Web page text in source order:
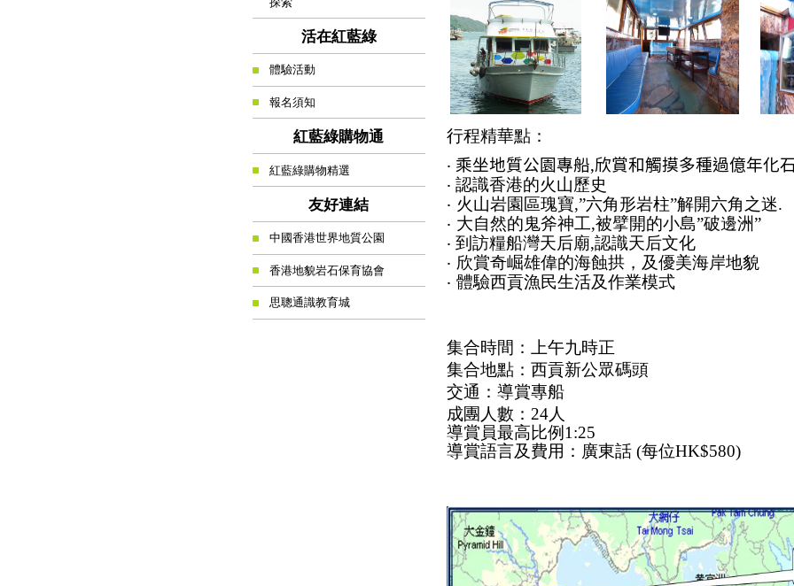
活在紅藍綠
體驗活動
報名須知
紅藍綠購物通
紅藍綠購物精選
友好連結
中國香港世界地質公園
香港地貌岩石保育協會
思聰通識教育城
行程精華點：
‧ 乘坐地質公園專船,欣賞和觸摸多種過億年化
‧ 認識香港的火山歷史
‧ 火山岩園區瑰寶,”六角形岩柱”解開六角之迷.
‧ 大自然的鬼斧神工,被擘開的小島”破邊洲”
‧ 到訪糧船灣天后廟,認識天后文化
‧ 欣賞奇崛雄偉的海蝕拱，及優美海岸地貌
‧ 體驗西貢漁民生活及作業模式
集合時間：上午九時正
集合地點：西貢新公眾碼頭
交通：導賞專船
成團人數：24人
導賞員最高比例1:25
導賞語言及費用：廣東話 (每位HK$580)